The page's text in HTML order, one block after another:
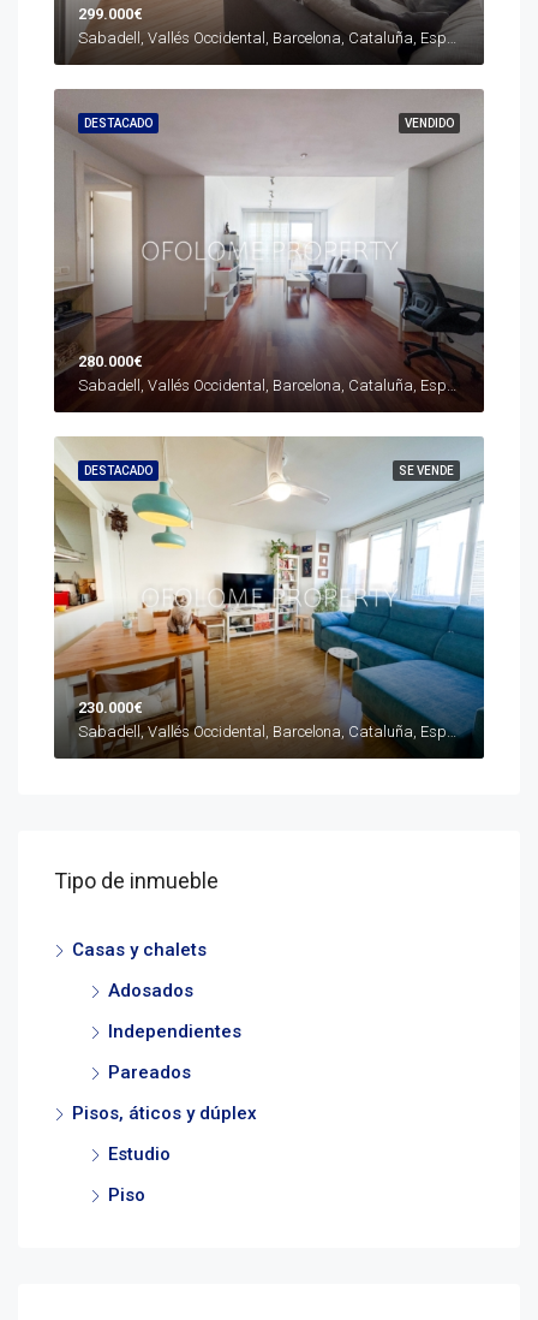
299.000€
Sabadell, Vallés Occidental, Barcelona, Cataluña, España
VENDIDO
DESTACADO
280.000€
Sabadell, Vallés Occidental, Barcelona, Cataluña, España
SE VENDE
DESTACADO
230.000€
Sabadell, Vallés Occidental, Barcelona, Cataluña, España
Tipo de inmueble
Casas y chalets
Adosados
Independientes
Pareados
Pisos, áticos y dúplex
Estudio
Piso